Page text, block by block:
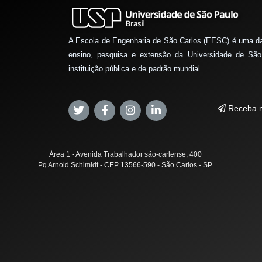
A Escola de Engenharia de São Carlos (EESC) é uma
ensino, pesquisa e extensão da Universidade de
instituição pública e de padrão mundial.
Receba
Área 1 - Avenida Trabalhador são-carlense, 400
Pq Arnold Schimidt - CEP 13566-590 - São Carlos - SP